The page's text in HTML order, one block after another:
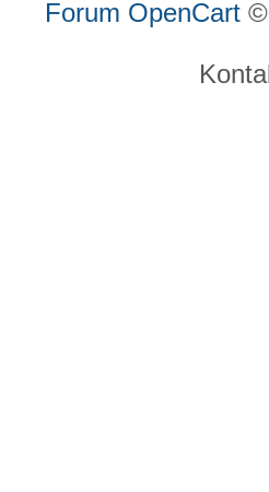
Forum OpenCart ©